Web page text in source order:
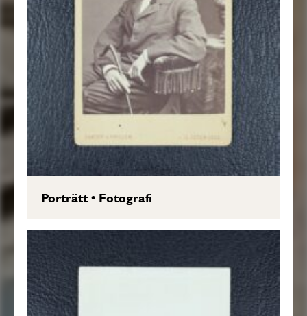
Porträtt• Fotografi